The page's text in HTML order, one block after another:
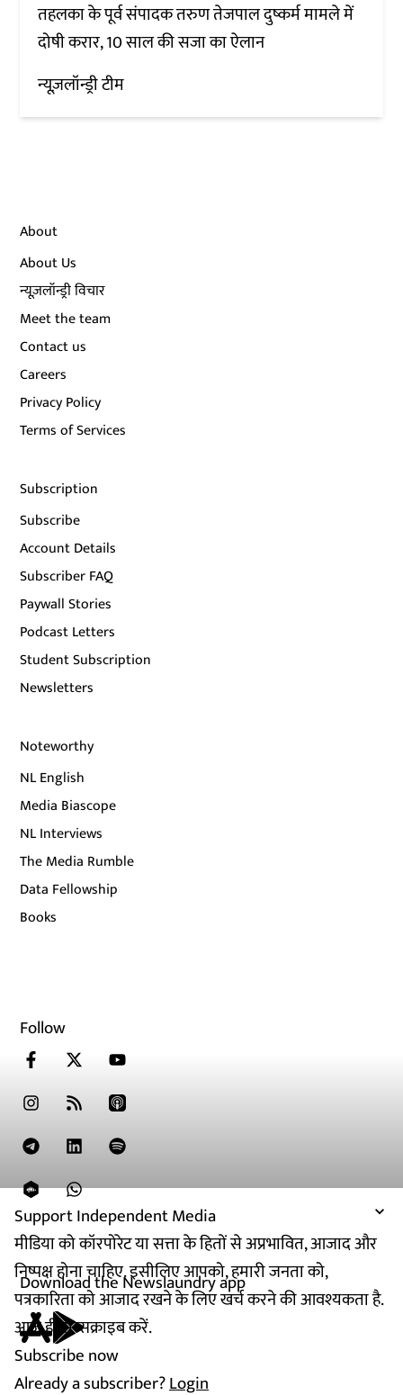
Support Independent Media
मीडिया को कॉरपोरेट या सत्ता के हितों से अप्रभावित, आजाद और
निष्पक्ष होना चाहिए. इसीलिए आपको, हमारी जनता को,
पत्रकारिता को आजाद रखने के लिए खर्च करने की आवश्यकता है.
आज ही सब्सक्राइब करें.
Subscribe now
Already a subscriber?Login
तहलका के पूर्व संपादक तरुण तेजपाल दुष्कर्म मामले में
दोषी करार, 10 साल की सजा का ऐलान
न्यूज़लॉन्ड्री टीम
About
About Us
न्यूज़लॉन्ड्री विचार
Meet the team
Contact us
Careers
Privacy Policy
Terms of Services
Subscription
Subscribe
Account Details
Subscriber FAQ
Paywall Stories
Podcast Letters
Student Subscription
Newsletters
Noteworthy
NL English
Media Biascope
NL Interviews
The Media Rumble
Data Fellowship
Books
Follow
Download the Newslaundry app